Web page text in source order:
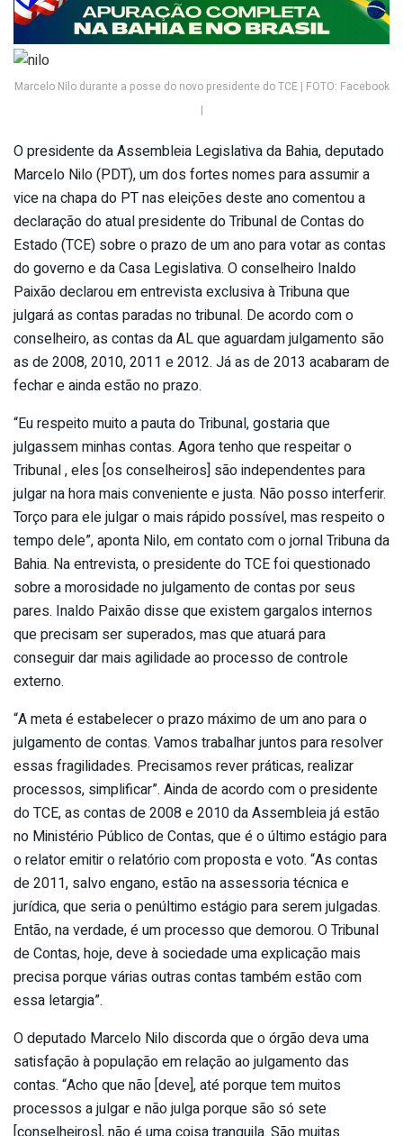
Marcelo Nilo durante a posse do novo presidente do TCE | FOTO: Facebook
|
O presidente da Assembleia Legislativa da Bahia, deputado
Marcelo Nilo (PDT), um dos fortes nomes para assumir a
vice na chapa do PT nas eleições deste ano comentou a
declaração do atual presidente do Tribunal de Contas do
Estado (TCE) sobre o prazo de um ano para votar as contas
do governo e da Casa Legislativa. O conselheiro Inaldo
Paixão declarou em entrevista exclusiva à Tribuna que
julgará as contas paradas no tribunal. De acordo com o
conselheiro, as contas da AL que aguardam julgamento são
as de 2008, 2010, 2011 e 2012. Já as de 2013 acabaram de
fechar e ainda estão no prazo.
“Eu respeito muito a pauta do Tribunal, gostaria que
julgassem minhas contas. Agora tenho que respeitar o
Tribunal , eles [os conselheiros] são independentes para
julgar na hora mais conveniente e justa. Não posso interferir.
Torço para ele julgar o mais rápido possível, mas respeito o
tempo dele”, aponta Nilo, em contato com o jornal Tribuna da
Bahia. Na entrevista, o presidente do TCE foi questionado
sobre a morosidade no julgamento de contas por seus
pares. Inaldo Paixão disse que existem gargalos internos
que precisam ser superados, mas que atuará para
conseguir dar mais agilidade ao processo de controle
externo.
“A meta é estabelecer o prazo máximo de um ano para o
julgamento de contas. Vamos trabalhar juntos para resolver
essas fragilidades. Precisamos rever práticas, realizar
processos, simplificar”. Ainda de acordo com o presidente
do TCE, as contas de 2008 e 2010 da Assembleia já estão
no Ministério Público de Contas, que é o último estágio para
o relator emitir o relatório com proposta e voto. “As contas
de 2011, salvo engano, estão na assessoria técnica e
jurídica, que seria o penúltimo estágio para serem julgadas.
Então, na verdade, é um processo que demorou. O Tribunal
de Contas, hoje, deve à sociedade uma explicação mais
precisa porque várias outras contas também estão com
essa letargia”.
O deputado Marcelo Nilo discorda que o órgão deva uma
satisfação à população em relação ao julgamento das
contas. “Acho que não [deve], até porque tem muitos
processos a julgar e não julga porque são só sete